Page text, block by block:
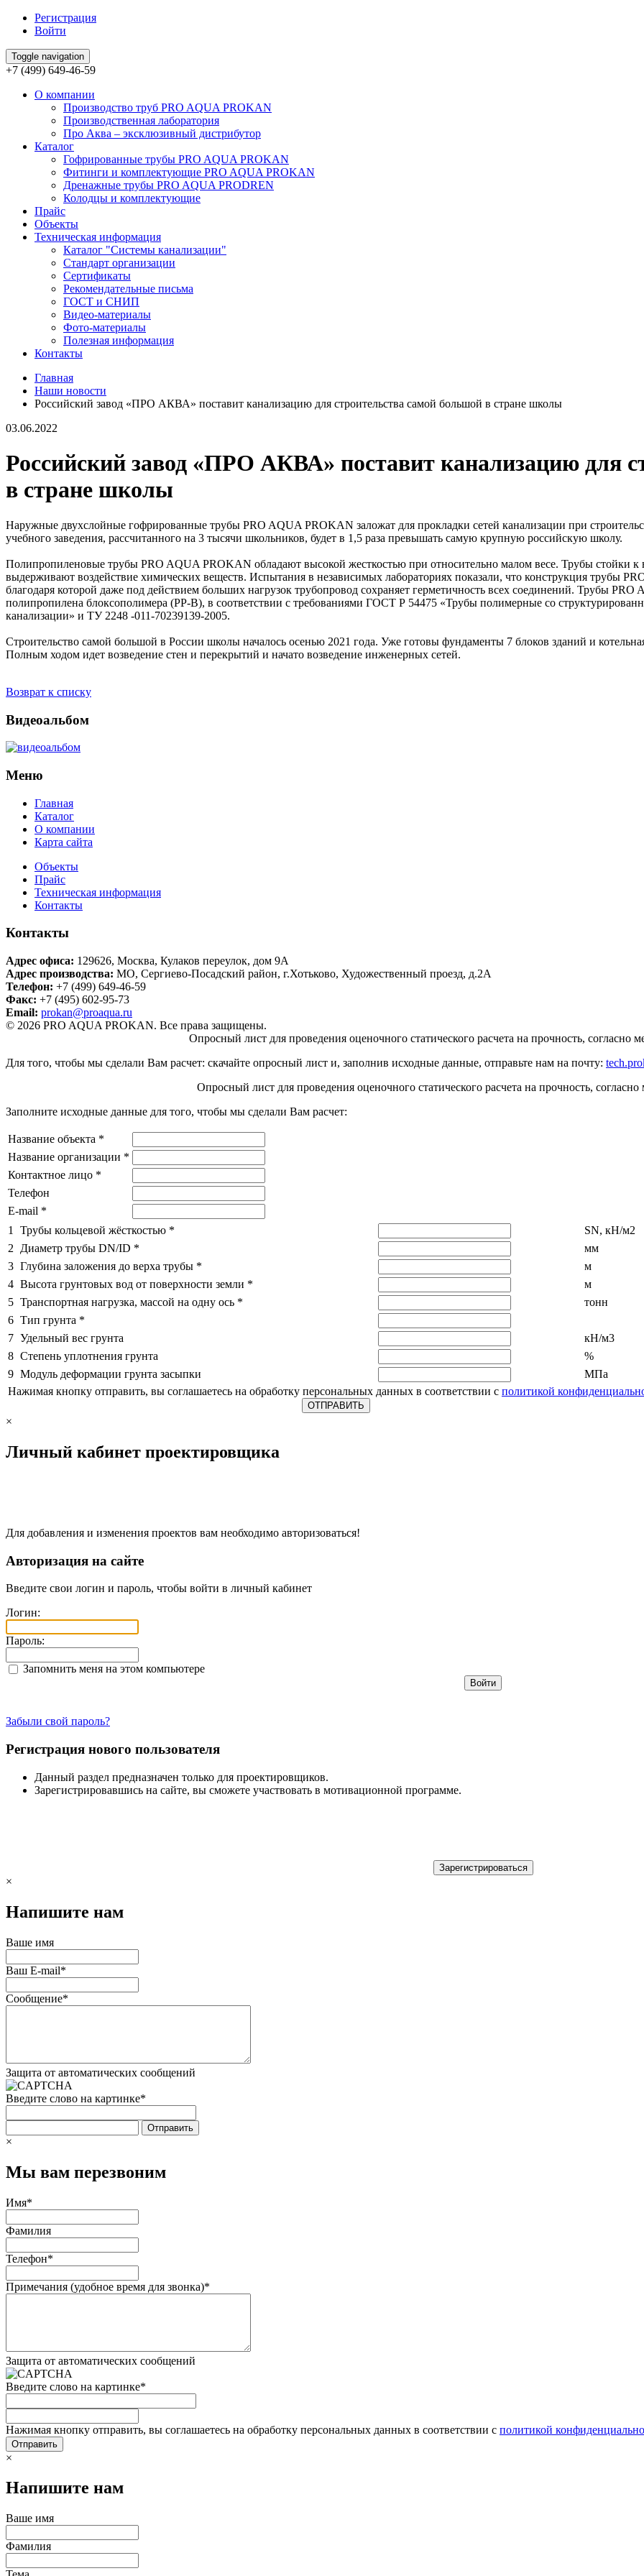
Регистрация
Войти
Toggle navigation
+7 (499) 649-46-59
О компании
Производство труб PRO AQUA PROKAN
Производственная лаборатория
Про Аква – эксклюзивный дистрибутор
Каталог
Гофрированные трубы PRO AQUA PROKAN
Фитинги и комплектующие PRO AQUA PROKAN
Дренажные трубы PRO AQUA PRODREN
Колодцы и комплектующие
Прайс
Объекты
Техническая информация
Каталог "Системы канализации"
Стандарт организации
Сертификаты
Рекомендательные письма
ГОСТ и СНИП
Видео-материалы
Фото-материалы
Полезная информация
Контакты
Главная
Наши новости
Российский завод «ПРО АКВА» поставит канализацию для строительства самой большой в стране школы
03.06.2022
Российский завод «ПРО АКВА» поставит канализацию для
в стране школы
Наружные двухслойные гофрированные трубы PRO AQUA PROKAN заложат для прокладки сетей канализации при
учебного заведения, рассчитанного на 3 тысячи школьников, будет в 1,5 раза превышать самую крупную российскую школу.
Полипропиленовые трубы PRO AQUA PROKAN обладают высокой жесткостью при относительно малом весе. Трубы стойки к
выдерживают воздействие химических веществ. Испытания в независимых лабораториях показали, что конструкция трубы
благодаря которой даже под действием больших нагрузок трубопровод сохраняет герметичность всех соединений. Трубы
полипропилена блоксополимера (PP-B), в соответствии с требованиями ГОСТ Р 54475 «Трубы полимерные со
канализации» и ТУ 2248 -011-70239139-2005.
Строительство самой большой в России школы началось осенью 2021 года. Уже готовы фундаменты 7 блоков зданий и
Полным ходом идет возведение стен и перекрытий и начато возведение инженерных сетей.
Возврат к списку
Видеоальбом
Меню
Главная
Каталог
О компании
Карта сайта
Объекты
Прайс
Техническая информация
Контакты
Контакты
Адрес офиса: 129626, Москва, Кулаков переулок, дом 9А
Адрес производства: МО, Сергиево-Посадский район, г.Хотьково, Художественный проезд, д.2А
Телефон: +7 (499) 649-46-59
Факс: +7 (495) 602-95-73
Email: prokan@proaqua.ru
© 2026 PRO AQUA PROKAN. Все права защищены.
Опросный лист для проведения оценочного статического расчета на прочность,
Для того, чтобы мы сделали Вам расчет: скачайте опросный лист и, заполнив исходные данные, отправьте нам на почту:
Опросный лист для проведения оценочного статического расчета на прочность,
Заполните исходные данные для того, чтобы мы сделали Вам расчет:
Название объекта *
Название организации *
Контактное лицо *
Телефон
E-mail *
1
Трубы кольцевой жёсткостью *
SN, кН/м2
2
Диаметр трубы DN/ID *
мм
3 Глубина заложения до верха трубы *
м
4 Высота грунтовых вод от поверхности земли *
м
5 Транспортная нагрузка, массой на одну ось *
тонн
6 Тип грунта *
7 Удельный вес грунта
кН/м3
8 Степень уплотнения грунта
%
9 Модуль деформации грунта засыпки
МПа
Нажимая кнопку отправить, вы соглашаетесь на обработку персональных данных в соответствии с политикой
×
Личный кабинет проектировщика
Для добавления и изменения проектов вам необходимо авторизоваться!
Авторизация на сайте
Введите свои логин и пароль, чтобы войти в личный кабинет
Логин:
Пароль:
Запомнить меня на этом компьютере
Забыли свой пароль?
Регистрация нового пользователя
Данный раздел предназначен только для проектировщиков.
Зарегистрировавшись на сайте, вы сможете участвовать в мотивационной программе.
×
Напишите нам
Ваше имя
Ваш E-mail*
Сообщение*
Защита от автоматических сообщений
Введите слово на картинке*
×
Мы вам перезвоним
Имя*
Фамилия
Телефон*
Примечания (удобное время для звонка)*
Защита от автоматических сообщений
Введите слово на картинке*
Нажимая кнопку отправить, вы соглашаетесь на обработку персональных данных в соответствии с политикой
×
Напишите нам
Ваше имя
Фамилия